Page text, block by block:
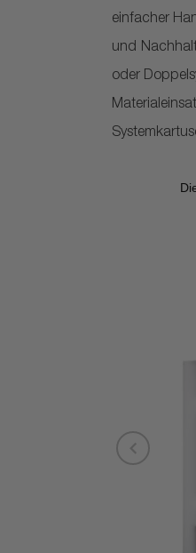
einfacher
und
oder